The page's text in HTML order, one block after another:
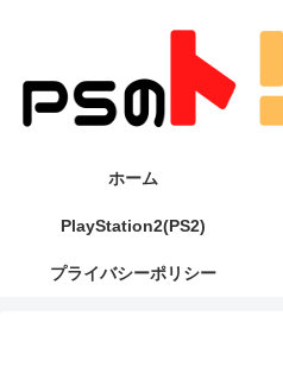
ホーム
PlayStation2(PS2)
プライバシーポリシー